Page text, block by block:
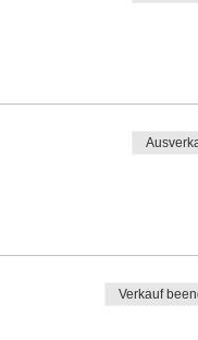
Verkauf